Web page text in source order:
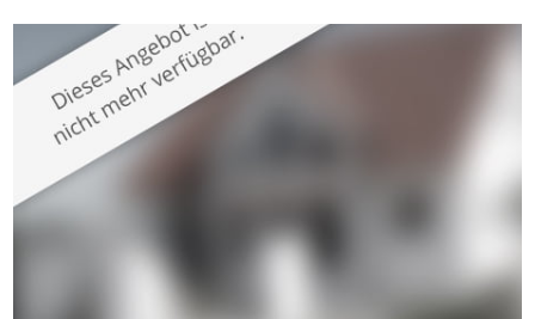
großzügige Räume und eine hochwertige Ausstattung, die
modernen Wohnkomfort mit einem stilvollen Ambiente
verbindet. Der […]